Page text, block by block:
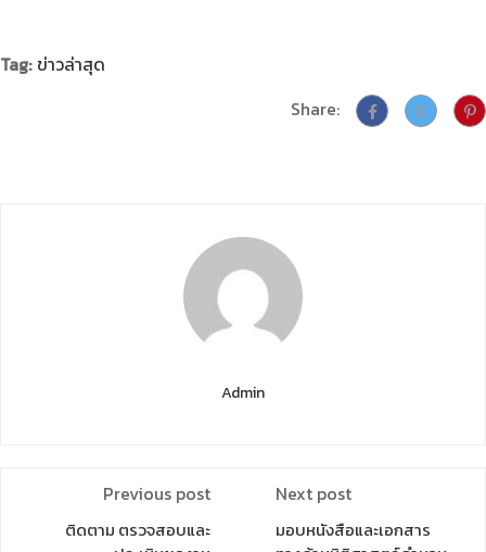
Tag: ข่าวล่าสุด
Share:
Admin
Previous post
ติดตาม ตรวจสอบและ
Next post
มอบหนังสือและเอกสาร